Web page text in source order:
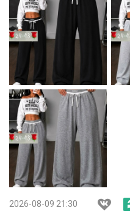
2026-08-09 21:30